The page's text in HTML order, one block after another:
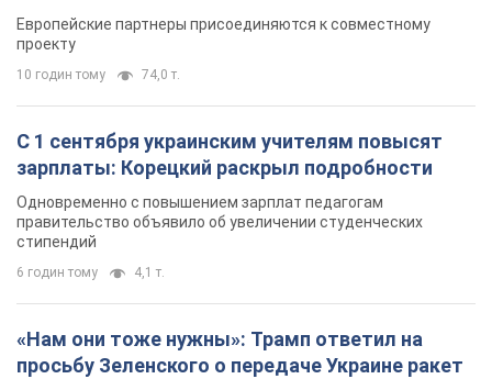
Видео
Европейские партнеры присоединяются к совместному
проекту
10 годин тому 74,0 т.
С 1 сентября украинским учителям повысят
зарплаты: Корецкий раскрыл подробности
Одновременно с повышением зарплат педагогам
правительство объявило об увеличении студенческих
стипендий
6 годин тому 4,1 т.
«Нам они тоже нужны»: Трамп ответил на
просьбу Зеленского о передаче Украине ракет